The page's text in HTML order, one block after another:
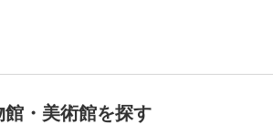
館・美術館を探す